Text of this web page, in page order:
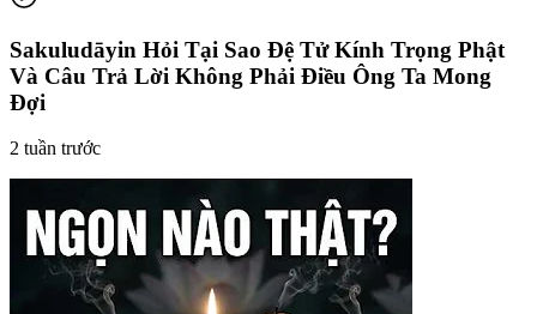
Sakuludāyin Hỏi Tại Sao Đệ Tử Kính Trọng Phật
Và Câu Trả Lời Không Phải Điều Ông Ta Mong
Đợi
2 tuần trước